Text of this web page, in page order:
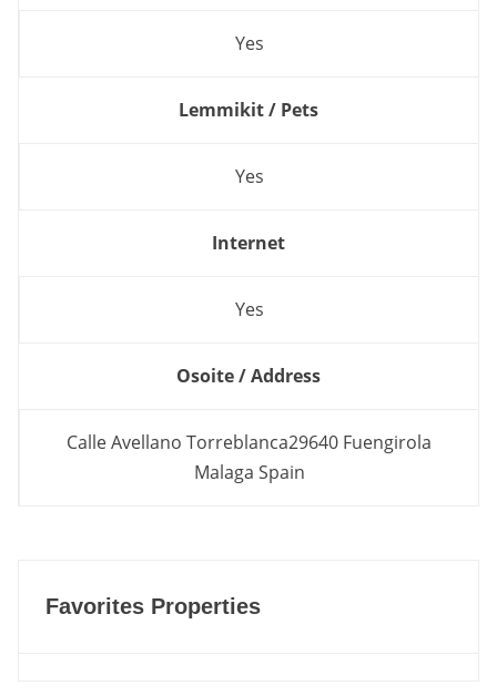
Yes
Lemmikit / Pets
Yes
Internet
Yes
Osoite / Address
Calle Avellano Torreblanca29640 Fuengirola
Malaga Spain
Favorites Properties